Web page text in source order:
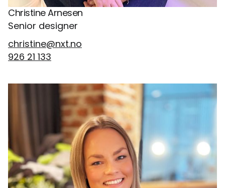
Christine Arnesen
Senior designer
christine@nxt.no
926 21 133